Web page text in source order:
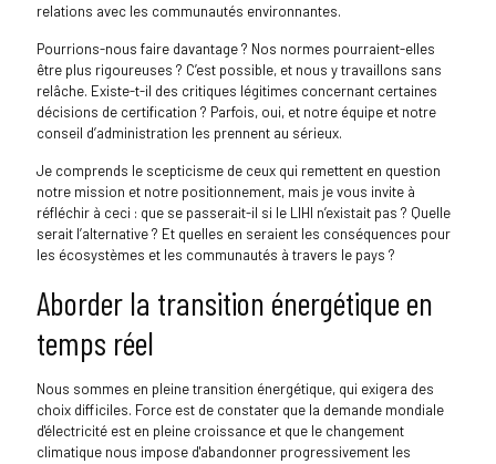
relations avec les communautés environnantes.
Pourrions-nous faire davantage ? Nos normes pourraient-elles
être plus rigoureuses ? C’est possible, et nous y travaillons sans
relâche. Existe-t-il des critiques légitimes concernant certaines
décisions de certification ? Parfois, oui, et notre équipe et notre
conseil d’administration les prennent au sérieux.
Je comprends le scepticisme de ceux qui remettent en question
notre mission et notre positionnement, mais je vous invite à
réfléchir à ceci : que se passerait-il si le LIHI n’existait pas ? Quelle
serait l’alternative ? Et quelles en seraient les conséquences pour
les écosystèmes et les communautés à travers le pays ?
Aborder la transition énergétique en
temps réel
Nous sommes en pleine transition énergétique, qui exigera des
choix difficiles. Force est de constater que la demande mondiale
d'électricité est en pleine croissance et que le changement
climatique nous impose d'abandonner progressivement les